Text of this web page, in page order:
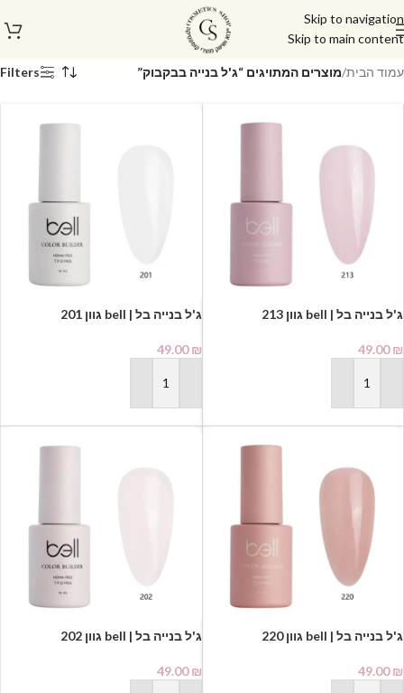
Skip to navigation
Skip to main content
עמוד הבית/מוצרים המתויגים “ג'ל בנייה בבקבוק” Filters
ג'ל בנייה בל | bell גוון 213
49.00₪
הוספה לסל
ג'ל בנייה בל | bell גוון 201
49.00₪
הוספה לסל
ג'ל בנייה בל | bell גוון 220
49.00₪
ג'ל בנייה בל | bell גוון 202
49.00₪